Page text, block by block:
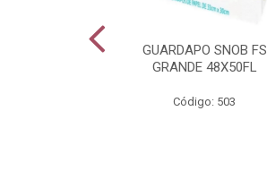
GUARDAPO SNOB FS
GRANDE 48X50FL
Código: 503